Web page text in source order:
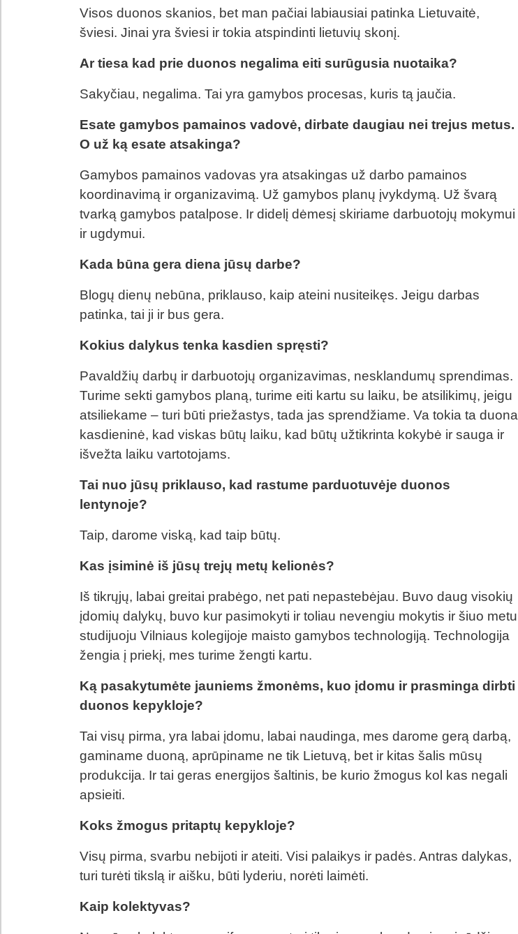
Visos duonos skanios, bet man pačiai labiausiai patinka Lietuvaitė,
šviesi. Jinai yra šviesi ir tokia atspindinti lietuvių skonį.
Ar tiesa kad prie duonos negalima eiti surūgusia nuotaika?
Sakyčiau, negalima. Tai yra gamybos procesas, kuris tą jaučia.
Esate gamybos pamainos vadovė, dirbate daugiau nei trejus metus.
O už ką esate atsakinga?
Gamybos pamainos vadovas yra atsakingas už darbo pamainos
koordinavimą ir organizavimą. Už gamybos planų įvykdymą. Už švarą
tvarką gamybos patalpose. Ir didelį dėmesį skiriame darbuotojų mokymui
ir ugdymui.
Kada būna gera diena jūsų darbe?
Blogų dienų nebūna, priklauso, kaip ateini nusiteikęs. Jeigu darbas
patinka, tai ji ir bus gera.
Kokius dalykus tenka kasdien spręsti?
Pavaldžių darbų ir darbuotojų organizavimas, nesklandumų sprendimas.
Turime sekti gamybos planą, turime eiti kartu su laiku, be atsilikimų, jeigu
atsiliekame – turi būti priežastys, tada jas sprendžiame. Va tokia ta duona
kasdieninė, kad viskas būtų laiku, kad būtų užtikrinta kokybė ir sauga ir
išvežta laiku vartotojams.
Tai nuo jūsų priklauso, kad rastume parduotuvėje duonos
lentynoje?
Taip, darome viską, kad taip būtų.
Kas įsiminė iš jūsų trejų metų kelionės?
Iš tikrųjų, labai greitai prabėgo, net pati nepastebėjau. Buvo daug visokių
įdomių dalykų, buvo kur pasimokyti ir toliau nevengiu mokytis ir šiuo metu
studijuoju Vilniaus kolegijoje maisto gamybos technologiją. Technologija
žengia į priekį, mes turime žengti kartu.
Ką pasakytumėte jauniems žmonėms, kuo įdomu ir prasminga dirbti
duonos kepykloje?
Tai visų pirma, yra labai įdomu, labai naudinga, mes darome gerą darbą,
gaminame duoną, aprūpiname ne tik Lietuvą, bet ir kitas šalis mūsų
produkcija. Ir tai geras energijos šaltinis, be kurio žmogus kol kas negali
apsieiti.
Koks žmogus pritaptų kepykloje?
Visų pirma, svarbu nebijoti ir ateiti. Visi palaikys ir padės. Antras dalykas,
turi turėti tikslą ir aišku, būti lyderiu, norėti laimėti.
Kaip kolektyvas?